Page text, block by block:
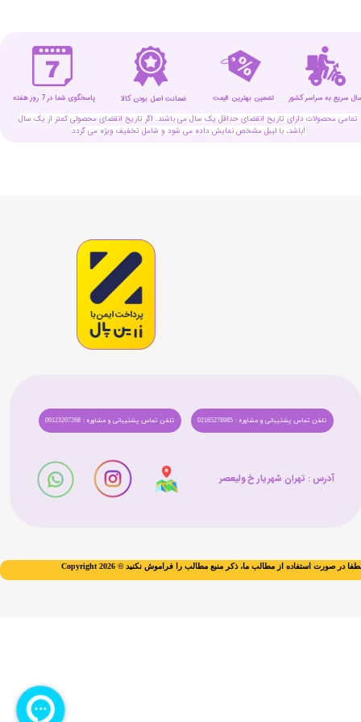
تمامی محصولات دارای تاریخ انقضای حداقل یک سال می باشند. اگر تاریخ انقضای محصولی کمتر از یک سال
باشد، با لیبل مشخص نمایش داده می شود و شامل تخفیف ویژه می گردد!
ضمانت اصل بودن کالا تضمین بهترین قیمت پاسخگوی شما در 7 روز هفته سریع به سراسر کشور
تلفن تماس پشتیبانی و مشاوره : 09123207268 تلفن تماس پشتیبانی و مشاوره : 02165278985
آدرس : تهران شهریار خ ولیعصر​​​​​​​